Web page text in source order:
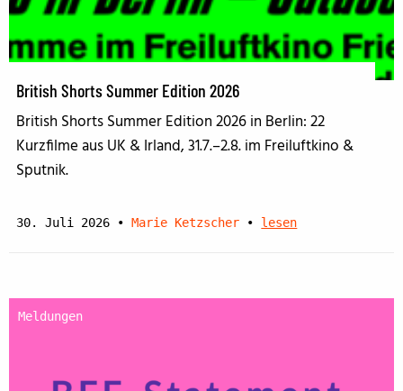
British Shorts Summer Edition 2026
British Shorts Summer Edition 2026 in Berlin: 22
Kurzfilme aus UK & Irland, 31.7.–2.8. im Freiluftkino &
Sputnik.
30. Juli 2026 • Marie Ketzscher • lesen
Meldungen